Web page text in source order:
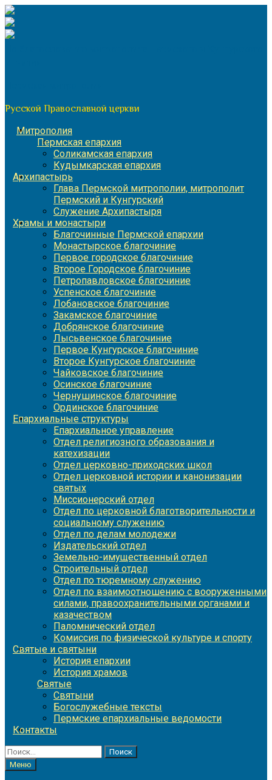
Перейти
к
содержимому
Русской Православной церкви
Митрополия
Пермская епархия
Соликамская епархия
Кудымкарская епархия
Архипастырь
Глава Пермской митрополии, митрополит
Пермский и Кунгурский
Служение Архипастыря
Храмы и монастыри
Благочинные Пермской епархии
Монастырское благочиние
Первое городское благочиние
Второе Городское благочиние
Петропавловское благочиние
Успенское благочиние
Лобановское благочиние
Закамское благочиние
Добрянское благочиние
Лысьвенское благочиние
Первое Кунгурское благочиние
Второе Кунгурское благочиние
Чайковское благочиние
Осинское благочиние
Чернушинское благочиние
Ординское благочиние
Епархиальные структуры
Епархиальное управление
Отдел религиозного образования и
катехизации
Отдел церковно-приходских школ
Отдел церковной истории и канонизации
святых
Миссионерский отдел
Отдел по церковной благотворительности и
социальному служению
Отдел по делам молодежи
Издательский отдел
Земельно-имущественный отдел
Строительный отдел
Отдел по тюремному служению
Отдел по взаимоотношению с вооруженными
силами, правоохранительными органами и
казачеством
Паломнический отдел
Комиссия по физической культуре и спорту
Святые и святыни
История епархии
История храмов
Святые
Святыни
Богослужебные тексты
Пермские епархиальные ведомости
Контакты
Найти:
Меню